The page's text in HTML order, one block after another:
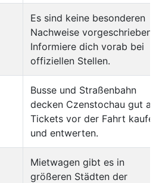
Es sind keine besonderen
Nachweise vorgeschrieben.
Informiere dich vorab bei
offiziellen Stellen.
Busse und Straßenbahn
decken Czenstochau gut ab.
Tickets vor der Fahrt kaufen
und entwerten.
Mietwagen gibt es in
größeren Städten der